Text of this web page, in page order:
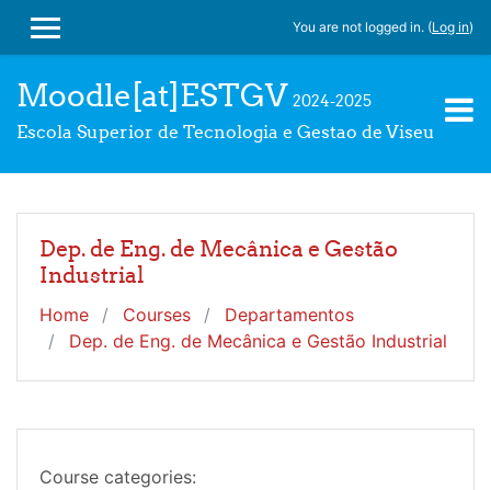
SIDE PANEL
You are not logged in. (Log in)
Moodle[at]ESTGV 2024-2025
Escola Superior de Tecnologia e Gestao de Viseu
Dep. de Eng. de Mecânica e Gestão
Industrial
Home Courses
Departamentos
Dep. de Eng. de Mecânica e Gestão Industrial
Course categories: